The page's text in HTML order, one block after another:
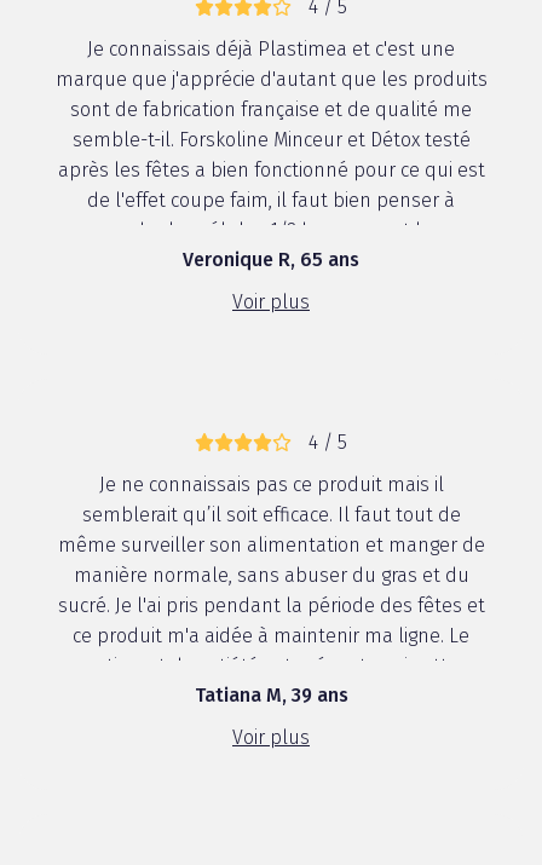
4 / 5
Je connaissais déjà Plastimea et c'est une
marque que j'apprécie d'autant que les produits
sont de fabrication française et de qualité me
semble-t-il. Forskoline Minceur et Détox testé
après les fêtes a bien fonctionné pour ce qui est
de l'effet coupe faim, il faut bien penser à
prendre les gélules 1/2 heure avant les...
Veronique R, 65 ans
Voir plus
4 / 5
Je ne connaissais pas ce produit mais il
semblerait qu’il soit efficace. Il faut tout de
même surveiller son alimentation et manger de
manière normale, sans abuser du gras et du
sucré. Je l'ai pris pendant la période des fêtes et
ce produit m'a aidée à maintenir ma ligne. Le
sentiment de satiété est présent, mais atte...
Tatiana M, 39 ans
Voir plus